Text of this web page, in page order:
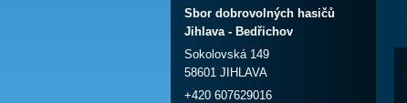
Sbor dobrovolných hasičů
Jihlava - Bedřichov
Sokolovská 149
58601 JIHLAVA
+420 607629016